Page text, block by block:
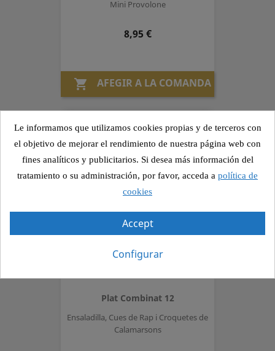
Mini Provolone
Preu
8,95 €
 AFEGIR A LA COMANDA
Plat Combinat 11
Quinoa amb verdures, Hamburguesa
Preu
9,25 €
Plat Combinat 12
Ensaladilla, Cues de Rap i Croquetes de
Calamarsons
Le informamos que utilizamos cookies propias y de terceros con
el objetivo de mejorar el rendimiento de nuestra página web con
fines analíticos y publicitarios. Si desea más información del
tratamiento o su administración, por favor, acceda a política de
cookies
Accept
Configurar